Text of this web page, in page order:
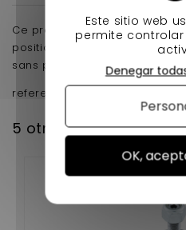
Ce produit flector pour votre
positionne sur votre colonne
sans permis .
reference d'origine: 4A15A
5 otros productos en
Este sitio web
permite
OK,
Denegar